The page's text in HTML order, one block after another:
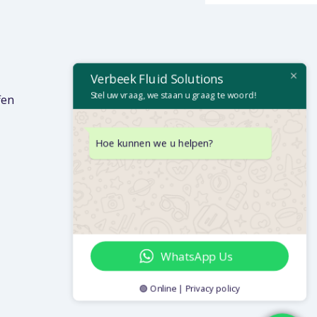
Verbeek Fluid Solutions
Stel uw vraag, we staan u graag te woord!
Hoe kunnen we u helpen?
WhatsApp Us
🟢 Online | Privacy policy